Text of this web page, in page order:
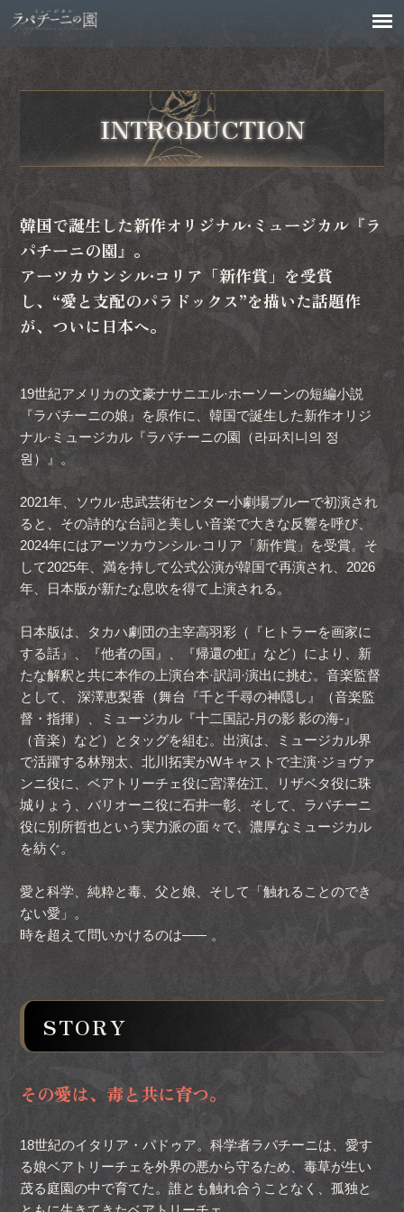
INTRODUCTION
韓国で誕生した新作オリジナル·ミュージカル『ラ
パチーニの園』。
アーツカウンシル·コリア「新作賞」を受賞
し、“愛と支配のパラドックス”を描いた話題作
が、ついに日本へ。
19世紀アメリカの文豪ナサニエル·ホーソーンの短編小説
『ラパチーニの娘』を原作に、韓国で誕生した新作オリジ
ナル·ミュージカル『ラパチーニの園（라파치니의 정
원）』。
2021年、ソウル·忠武芸術センター小劇場ブルーで初演され
ると、その詩的な台詞と美しい音楽で大きな反響を呼び、
2024年にはアーツカウンシル·コリア「新作賞」を受賞。そ
して2025年、満を持して公式公演が韓国で再演され、2026
年、日本版が新たな息吹を得て上演される。
日本版は、タカハ劇団の主宰高羽彩（『ヒトラーを画家に
する話』、『他者の国』、『帰還の虹』など）により、新
たな解釈と共に本作の上演台本·訳詞·演出に挑む。音楽監督
として、 深澤恵梨香（舞台『千と千尋の神隠し』（音楽監
督・指揮）、ミュージカル『十二国記‐月の影 影の海‐』
（音楽）など）とタッグを組む。出演は、ミュージカル界
で活躍する林翔太、北川拓実がWキャストで主演·ジョヴァ
ンニ役に、ベアトリーチェ役に宮澤佐江、リザベタ役に珠
城りょう、バリオーニ役に石井一彰、そして、ラパチーニ
役に別所哲也という実力派の面々で、濃厚なミュージカル
を紡ぐ。
愛と科学、純粋と毒、父と娘、そして「触れることのでき
ない愛」。
時を超えて問いかけるのは―― 。
STORY
その愛は、毒と共に育つ。
18世紀のイタリア・パドゥア。科学者ラパチーニは、愛す
る娘ベアトリーチェを外界の悪から守るため、毒草が生い
茂る庭園の中で育てた。誰とも触れ合うことなく、孤独と